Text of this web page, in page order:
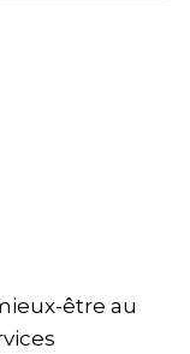
être au